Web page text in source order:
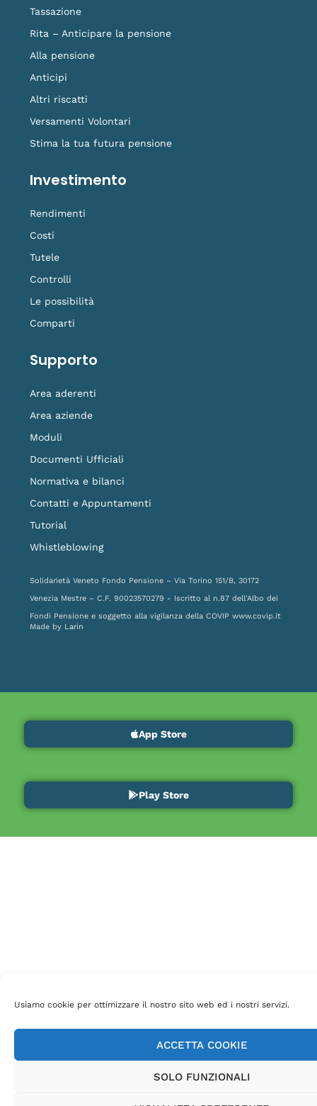
Usiamo cookie per ottimizzare il nostro sito web ed i nostri servizi.
ACCETTA COOKIE
SOLO FUNZIONALI
Tassazione
Rita – Anticipare la pensione
Alla pensione
Anticipi
Altri riscatti
Versamenti Volontari
Stima la tua futura pensione
Investimento
Rendimenti
Costi
Tutele
Controlli
Le possibilità
Comparti
Supporto
Area aderenti
Area aziende
Moduli
Documenti Ufficiali
Normativa e bilanci
Contatti e Appuntamenti
Tutorial
Whistleblowing
Solidarietà Veneto Fondo Pensione – Via Torino 151/B, 30172
Venezia Mestre – C.F. 90023570279 - Iscritto al n.87 dell'Albo dei
Fondi Pensione e soggetto alla vigilanza della COVIP www.covip.it
Made by Larin
App Store
Play Store